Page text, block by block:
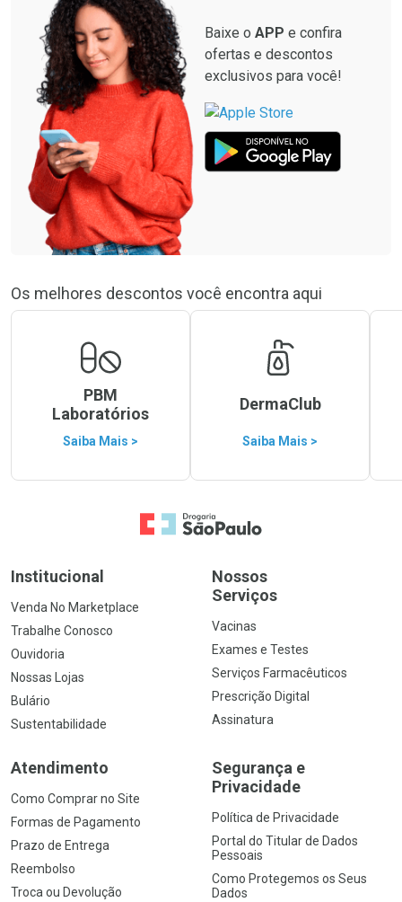
Baixe o APP e confira
ofertas e descontos
exclusivos para você!
Os melhores descontos você encontra aqui
PBM
Laboratórios
Saiba Mais >
DermaClub
Saiba Mais >
Ir para a Home
Institucional
Venda No Marketplace
Trabalhe Conosco
Ouvidoria
Nossas Lojas
Bulário
Sustentabilidade
Nossos
Serviços
Vacinas
Exames e Testes
Serviços Farmacêuticos
Prescrição Digital
Assinatura
Atendimento
Como Comprar no Site
Formas de Pagamento
Prazo de Entrega
Reembolso
Troca ou Devolução
Segurança e
Privacidade
Política de Privacidade
Portal do Titular de Dados
Pessoais
Como Protegemos os Seus
Dados